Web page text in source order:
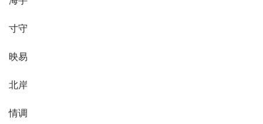
寸守
映易
北岸
情调